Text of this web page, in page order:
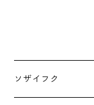
ソザイフク